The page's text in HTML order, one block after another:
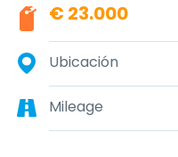
€ 23.000
Ubicación
Mileage